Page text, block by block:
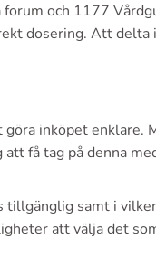
och 1177
dosering. Att delta
inköpet enklare.
få tag på denna
samt i
att välja det